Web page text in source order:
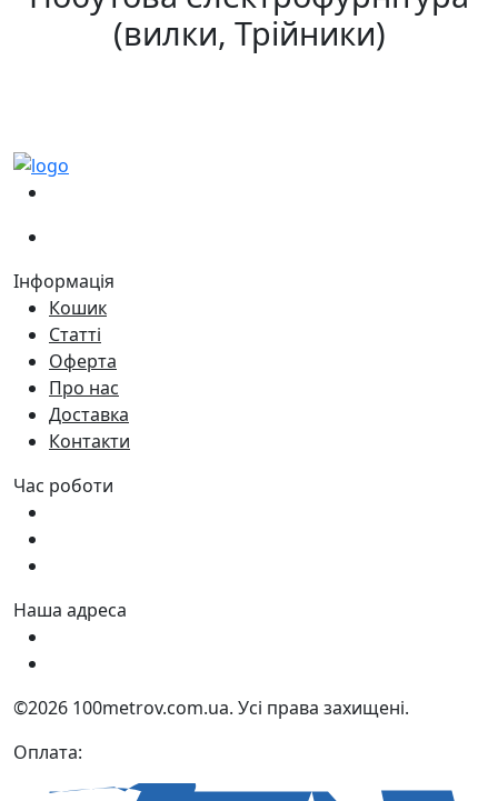
(вилки, Трійники)
Інформація
Кошик
Статті
Оферта
Про нас
Доставка
Контакти
Час роботи
Наша адреса
©2026 100metrov.com.ua. Усі права захищені.
Оплата: